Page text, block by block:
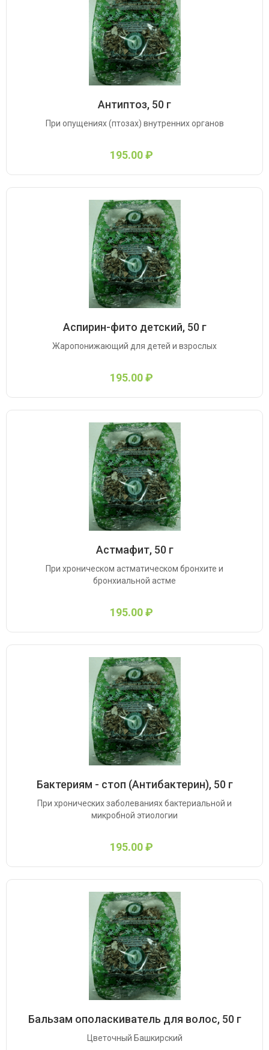
Антиптоз, 50 г
При опущениях (птозах) внутренних органов
195.00 ₽
Аспирин-фито детский, 50 г
Жаропонижающий для детей и взрослых
195.00 ₽
Астмафит, 50 г
При хроническом астматическом бронхите и
бронхиальной астме
195.00 ₽
Бактериям - стоп (Антибактерин), 50 г
При хронических заболеваниях бактериальной и
микробной этиологии
195.00 ₽
Бальзам ополаскиватель для волос, 50 г
Цветочный Башкирский